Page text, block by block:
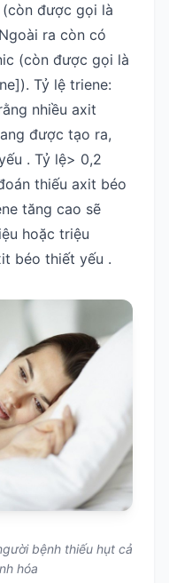
được gọi là
ra còn có
(còn được gọi là
Tỷ lệ triene:
nhiều axit
được tạo ra,
. Tỷ lệ> 0,2
thiếu axit béo
tăng cao sẽ
hoặc triệu
béo thiết yếu .
bệnh thiếu hụt cả
hóa